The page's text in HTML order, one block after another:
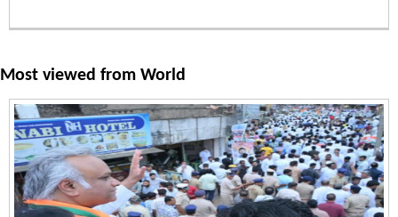
Most viewed from World